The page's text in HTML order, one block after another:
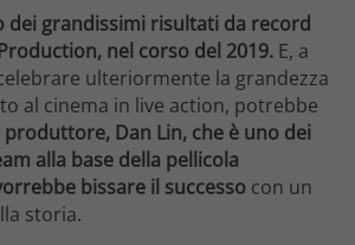
dei grandissimi risultati da record
nel corso del 2019. E, a
ulteriormente la grandezza
al cinema in live action, potrebbe
produttore, Dan Lin, che è uno dei
alla base della pellicola
bissare il successo con un
storia.